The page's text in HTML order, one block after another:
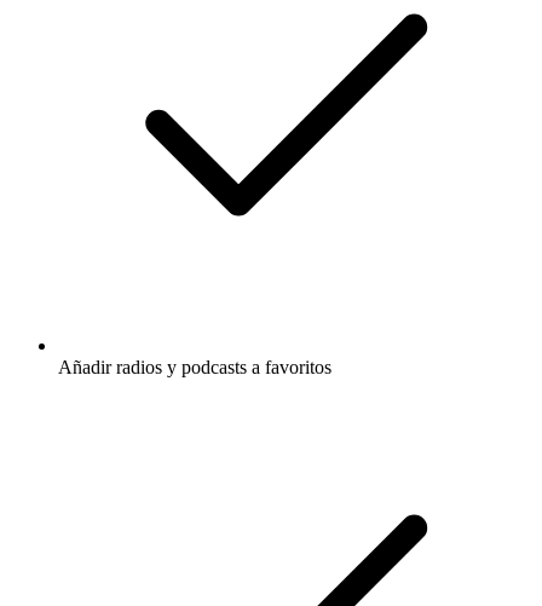
Añadir radios y podcasts a favoritos